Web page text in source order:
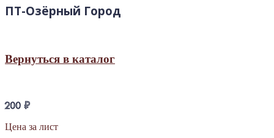
ПТ-Озёрный Город
Вернуться в каталог
200₽
Цена за лист